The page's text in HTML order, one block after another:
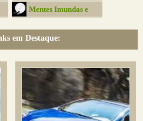
Mentes Imundas e
em Destaque: